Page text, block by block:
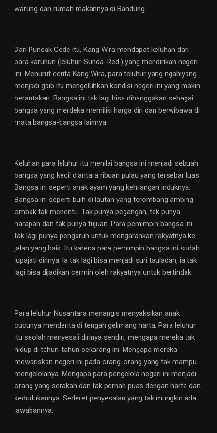
warung dan rumah makannya di Bandung.
Dari Puncak Gede itu, Kang Wira mendapat keluhan dari
para karuhun (leluhur-Sunda. Red.) yang mendirikan negeri
ini. Menurut cerita Kang Wira, para teluhur yang ngahiyang
menjadi gaib itu mengeluhkan kondisi negeri ini yang makin
berantakan. Bangsa ini tak lagi bisa dibanggakan sebagai
bangsa yang merdeka memiliki harga diri dan berwibawa di
mata bangsa-bangsa lainnya.
Keluhan para leluhur itu menilai bangsa ini menjadi sebuah
bangsa yang kecil diantara ribuan pulau yang tersebar luas.
Bangsa ini seperti anak ayam yang kehilangan induknya.
Bangsa ini seperti buih di lautan yang terombang ambing
ombak tak menentu. Tak punya pegangan, tak punya
harapan dan tak punya tujuan. Para pemimpin bangsa ini
tak lagi punya pengaruh untuk mengarahkan rakyatnya ke
jalan yang baik. Itu karena para pemimpin bangsa ini sudah
lupajati dirinya. la tak lagi bisa menjadi suri tauladan, ia tak
lagi bisa dijadikan cermin oleh rakyatnya untuk bertindak.
Para leluhur Nusantara menangis menyaksikan anak
cucunya menderita di tengah gelimang harta. Para leluhur
itu seolah menyesali dirinya sendiri, mengapa mereka tak
hidup di tahun-tahun sekarang ini. Mengapa mereka
mewariskan negeri ini pada orang-orang yang tak mampu
mengelolanya. Mengapa para pengelola negeri ini menjadi
orang yang serakah dan tak pernah puas dengan harta dan
kedudukannya. Sederet penyesalan yang tak mungkin ada
jawabannya.